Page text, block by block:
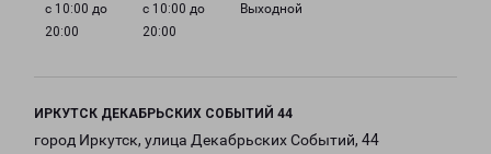
с 10:00 до
20:00
с 10:00 до
20:00
Выходной
ИРКУТСК ДЕКАБРЬСКИХ СОБЫТИЙ 44
город Иркутск, улица Декабрьских Событий, 44